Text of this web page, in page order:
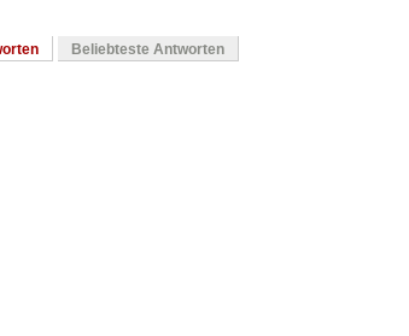
Beliebteste Antworten